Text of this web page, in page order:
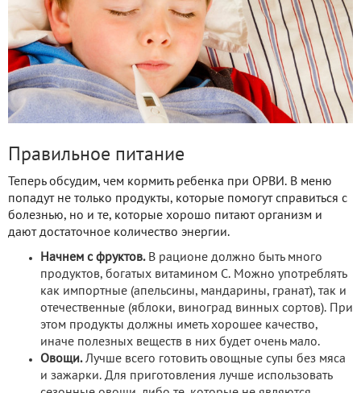
Правильное питание
Теперь обсудим, чем кормить ребенка при ОРВИ. В меню
попадут не только продукты, которые помогут справиться с
болезнью, но и те, которые хорошо питают организм и
дают достаточное количество энергии.
Начнем с фруктов.В рационе должно быть много
продуктов, богатых витамином С. Можно употреблять
как импортные (апельсины, мандарины, гранат), так и
отечественные (яблоки, виноград винных сортов). При
этом продукты должны иметь хорошее качество,
иначе полезных веществ в них будет очень мало.
Овощи.Лучше всего готовить овощные супы без мяса
и зажарки. Для приготовления лучше использовать